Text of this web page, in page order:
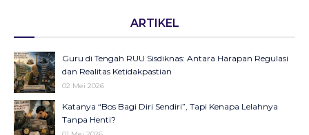
Panggung Radio Serta Podcast sebagai Seruan Kesehatan
23 Desember 2025
Objektifikasi di Balik Fenomena Akun ‘UIN WS Cantik’ dan
Makna Strategis dan Transformasi Hari Santri Nasional
22 Oktober 2025
ARTIKEL
Guru di Tengah RUU Sisdiknas: Antara Harapan Regulasi
dan Realitas Ketidakpastian
02 Mei 2026
Katanya “Bos Bagi Diri Sendiri”, Tapi Kenapa Lelahnya
Tanpa Henti?